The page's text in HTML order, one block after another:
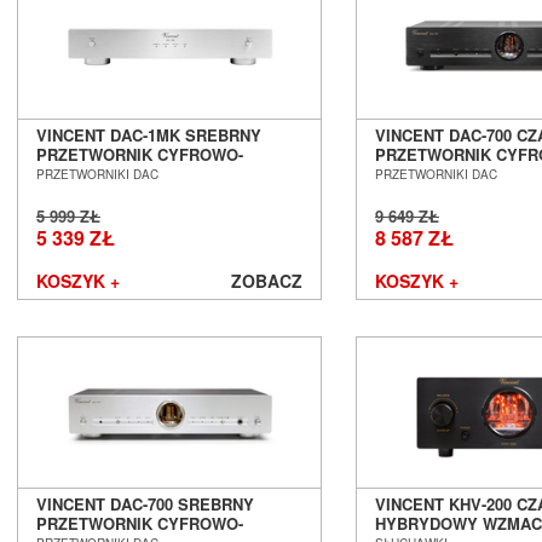
Musical Fidelity
Mytek
Nagaoka
Naim Audio
New Horizon Audio
Nordost
Octave
Onkyo
Optoma
Panasonic
Paradigm
VINCENT DAC-1MK SREBRNY
PRZETWORNIK CYFROWO-
ANALOGOWY DAC SALON
PRZETWORNIKI DAC
5 999 ZŁ
5 339 ZŁ
KOSZYK + ZOBACZ
VINCENT DAC-700
PRZETWORNIK
ANALOGOWY DAC
PRZETWORNIKI DAC
9 649 ZŁ
8 587 ZŁ
KOSZYK +
VINCENT DAC-700 SREBRNY
PRZETWORNIK CYFROWO-
VINCENT KHV-200
HYBRYDOWY